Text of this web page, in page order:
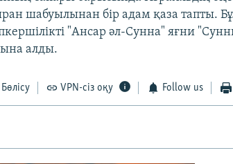
шабуылынан бір адам қаза тапты.
"Ансар әл-Сунна" яғни
алды.
Бөлісу VPN-сіз оқу Follow us